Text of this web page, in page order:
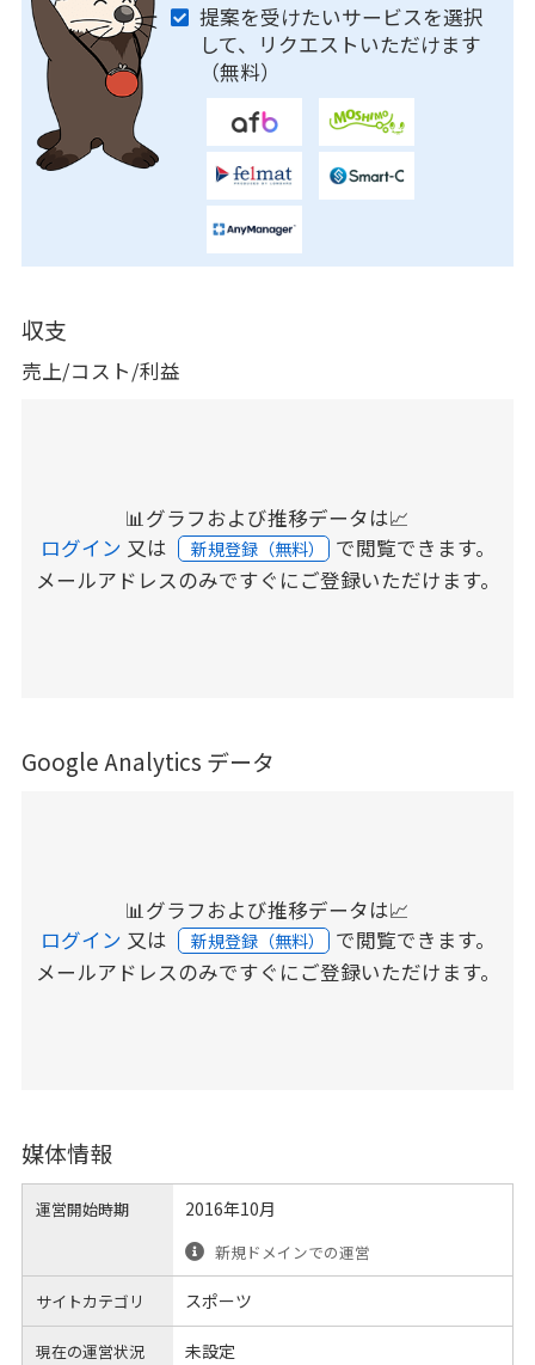
提案を受けたいサービスを選択
して、リクエストいただけます
（無料）
収支
売上/コスト/利益
📊グラフおよび推移データは📈
ログイン 又は 新規登録（無料） で閲覧できます。
メールアドレスのみですぐにご登録いただけます。
Google Analytics データ
📊グラフおよび推移データは📈
ログイン 又は 新規登録（無料） で閲覧できます。
メールアドレスのみですぐにご登録いただけます。
媒体情報
運営開始時期 2016年10月
新規ドメインでの運営
サイトカテゴリ スポーツ
現在の運営状況 未設定